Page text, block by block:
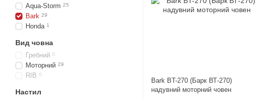
Bark BT-270 (Барк ВТ-270)
надувний моторний човен
Aqua-Storm 25
Bark 29
Honda 1
Вид човна
Гребний 0
Моторний 29
RIB 0
Настил